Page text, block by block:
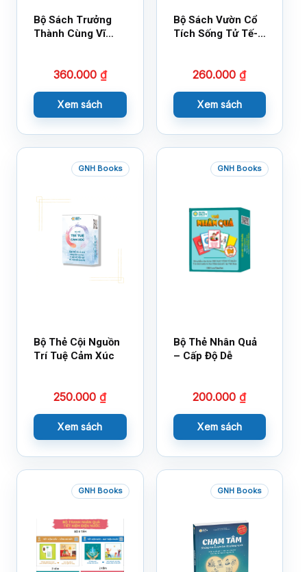
Bộ Sách Trưởng
Thành Cùng Vĩ
360.000 ₫
Xem sách
Bộ Sách Vườn Cổ
Tích Sống Tử Tế-
260.000₫
Xem sách
GNH Books
Bộ Thẻ Cội Nguồn
Trí Tuệ Cảm Xúc
250.000₫
Xem sách
GNH Books
Bộ Thẻ Nhân Quả
– Cấp Độ Dễ
200.000₫
Xem sách
GNH Books GNH Books